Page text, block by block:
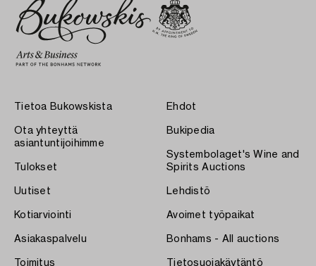
Tietoa Bukowskista
Ota yhteyttä
asiantuntijoihimme
Tulokset
Uutiset
Kotiarviointi
Asiakaspalvelu
Toimitus
Ehdot
Bukipedia
Systembolaget's Wine and
Spirits Auctions
Lehdistö
Avoimet työpaikat
Bonhams - All auctions
Tietosuojakäytäntö